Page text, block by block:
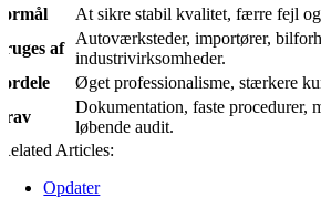
At sikre stabil kvalitet, færre fejl
af
Autoværksteder, importører,
industrivirksomheder.
Øget professionalisme, stærkere
Dokumentation, faste procedurer,
løbende audit.
Related Articles:
Opdater